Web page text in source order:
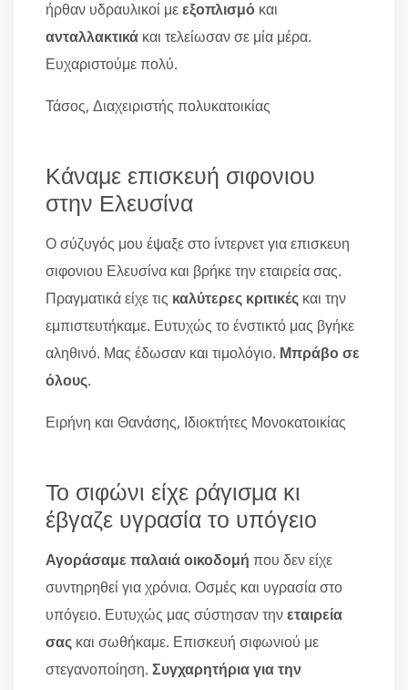
ήρθαν υδραυλικοί μεεξοπλισμό και
ανταλλακτικά και τελείωσαν σε μία μέρα.
Ευχαριστούμε πολύ.
Τάσος, Διαχειριστής πολυκατοικίας
Κάναμε επισκευή σιφονιου
στην Ελευσίνα
Ο σύζυγός μου έψαξε στο ίντερνετ για επισκευη
σιφονιου Ελευσίνα και βρήκε την εταιρεία σας.
Πραγματικά είχε τις καλύτερες κριτικές και την
εμπιστευτήκαμε. Ευτυχώς το ένστικτό μας βγήκε
αληθινό. Μας έδωσαν και τιμολόγιο. Μπράβο σε
όλους.
Ειρήνη και Θανάσης, Ιδιοκτήτες Μονοκατοικίας
Το σιφώνι είχε ράγισμα κι
έβγαζε υγρασία το υπόγειο
Αγοράσαμε παλαιά οικοδομή που δεν είχε
συντηρηθεί για χρόνια. Οσμές και υγρασία στο
υπόγειο. Ευτυχώς μας σύστησαν τηνεταιρεία
σας και σωθήκαμε. Επισκευή σιφωνιού με
στεγανοποίηση. Συγχαρητήρια για την